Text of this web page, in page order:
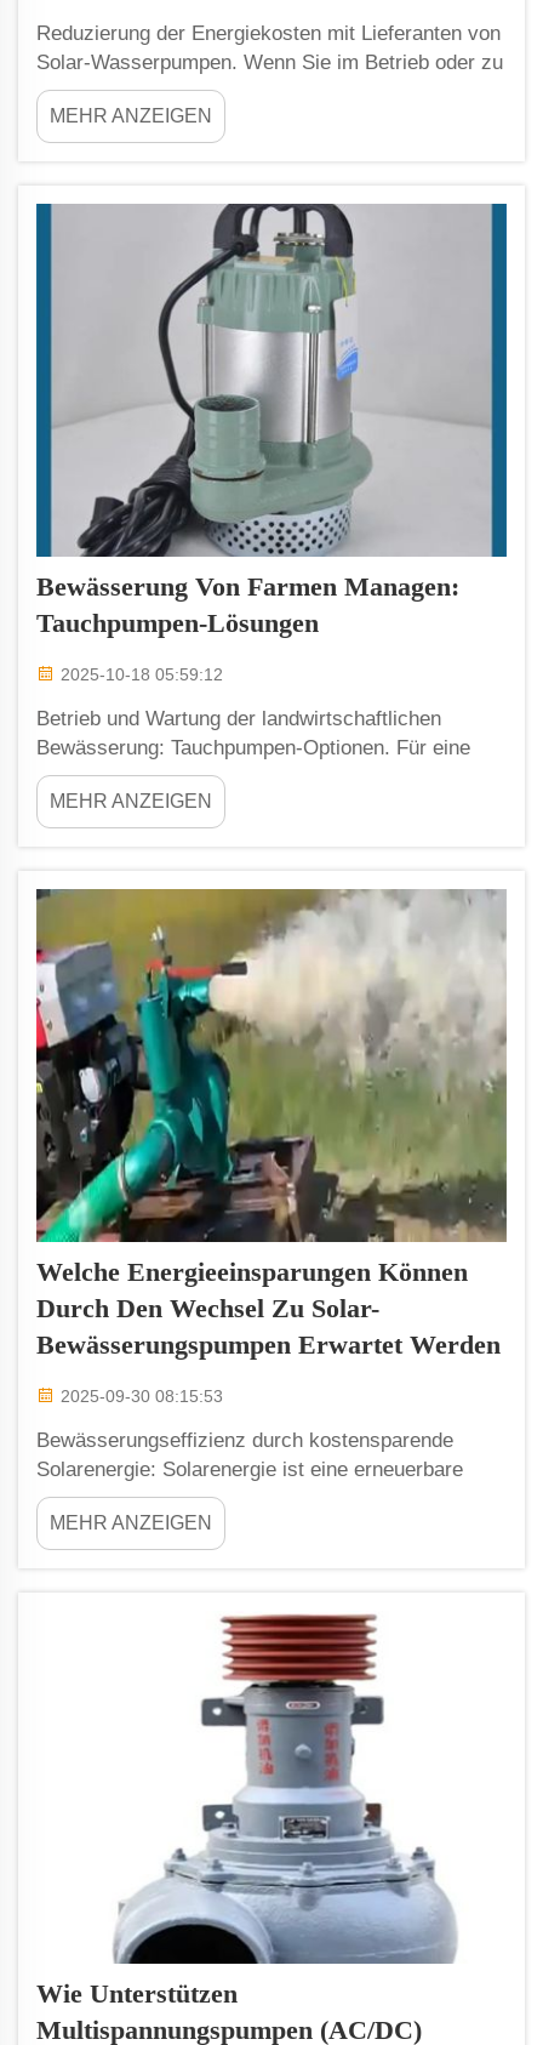
Reduzierung der Energiekosten mit Lieferanten von
Solar-Wasserpumpen. Wenn Sie im Betrieb oder zu
Hause auf Solarenergie umstellen, gehören
verschwendete Wärme und Licht der Vergangenheit
an. Lieferanten von Solar-Wasserpumpen wie
Landwirtschaft und Unternehmen, ihre
Energiekosten erheblich zu senken.
MEHR ANZEIGEN
Bewässerung Von Farmen Managen:
Tauchpumpen-Lösungen
2025-10-18 05:59:12
Betrieb und Wartung der landwirtschaftlichen
Bewässerung: Tauchpumpen-Optionen. Für eine
effiziente Bewässerung auf dem Bauernhof bietet
Weiying hochmoderne Tauchpumpen, die Ihnen
helfen, die Wasserausnutzung zu maximieren und
Großhandels...
MEHR ANZEIGEN
Welche Energieeinsparungen Können
Durch Den Wechsel Zu Solar-
Bewässerungspumpen Erwartet Werden
2025-09-30 08:15:53
Bewässerungseffizienz durch kostensparende
Solarenergie: Solarenergie ist eine erneuerbare
Energie, die aus Sonnenlicht gewonnen wird. Diese
Energie kann verwendet werden, um eine Vielzahl
von Geräten anzutreiben, darunter auch
MEHR ANZEIGEN
Wie Unterstützen
Multispannungspumpen (AC/DC)